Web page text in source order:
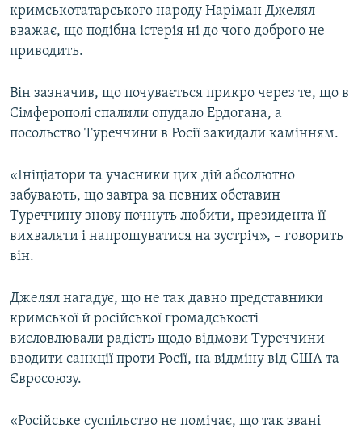
кримськотатарського народу Наріман Джелял
вважає, що подібна істерія ні до чого доброго не
приводить.
Він зазначив, що почувається прикро через те, що в
Сімферополі спалили опудало Ердогана, а
посольство Туреччини в Росії закидали камінням.
«Ініціатори та учасники цих дій абсолютно
забувають, що завтра за певних обставин
Туреччину знову почнуть любити, президента її
вихваляти і напрошуватися на зустріч», – говорить
він.
Джелял нагадує, що не так давно представники
кримської й російської громадськості
висловлювали радість щодо відмови Туреччини
вводити санкції проти Росії, на відміну від США та
Євросоюзу.
«Російське суспільство не помічає, що так звані